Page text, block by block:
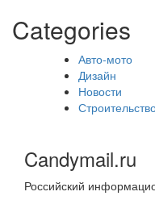
Categories
Авто-мото
Дизайн
Новости
Candymail.ru
Российский